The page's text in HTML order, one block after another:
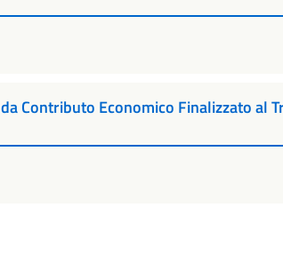
Contributo Economico Finalizzato al